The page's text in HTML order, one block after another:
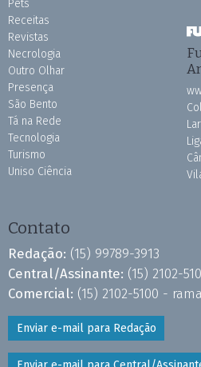
Pets
Receitas
Revistas
Necrologia
Outro Olhar
Presença
São Bento
Tá na Rede
Tecnologia
Turismo
Uniso Ciência
Contato
Redação: (15) 99789-3913
Central/Assinante: (15) 2102-
Comercial: (15) 2102-5100 -
Enviar e-mail para Redação